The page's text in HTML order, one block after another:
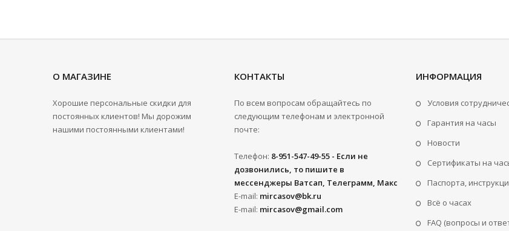
О МАГАЗИНЕ
Хорошие персональные скидки для
постоянных клиентов! Мы дорожим
нашими постоянными клиентами!
КОНТАКТЫ
По всем вопросам обращайтесь по
следующим телефонам и электронной
почте:
Телефон: 8-951-547-49-55 - Если не
дозвонились, то пишите в
мессенджеры Ватсап, Телеграмм, Макс
E-mail: mircasov@bk.ru
E-mail: mircasov@gmail.com
ИНФОРМАЦИЯ
Условия
Гарантия на часы
Новости
Сертификаты на
Паспорта,
Всё о часах
FAQ (вопросы и